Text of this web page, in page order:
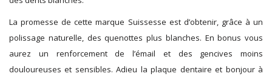
La promesse de cette marque Suissesse est d’obtenir, grâce à un
polissage naturelle, des quenottes plus blanches. En bonus vous
aurez un renforcement de l’émail et des gencives moins
douloureuses et sensibles. Adieu la plaque dentaire et bonjour à